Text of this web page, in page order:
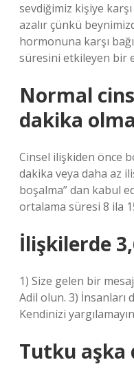
sevdiğimiz kişiye
azalır çünkü
hormonuna karşı
süresini etkileyen bir
Normal
dakika
Cinsel ilişkiden önce
dakika veya daha az
boşalma” dan kabul
ortalama süresi 8 ila
İlişkilerde
1) Size gelen bir
Adil olun. 3) İnsanları
Kendinizi
Tutku aşka